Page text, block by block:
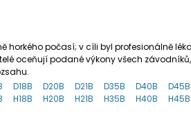
horkého počasí; v cíli byl profesionálně
oceňují podané výkony všech
D18B D20B D21B D35B D40B D45B
H18B H20B H21B H35B H40B H45B